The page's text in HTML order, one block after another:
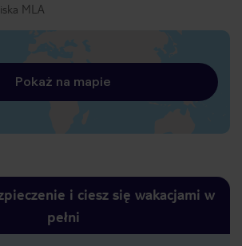
MLA
Pokaż na mapie
i ciesz się wakacjami w
pełni